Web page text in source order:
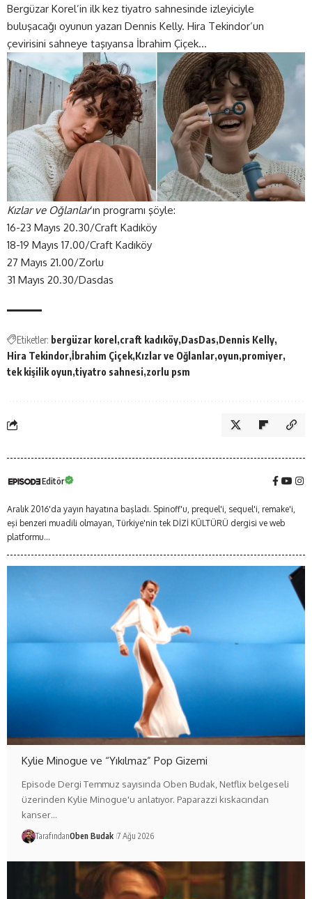
Bergüzar Korel’in ilk kez tiyatro sahnesinde izleyiciyle
buluşacağı oyunun yazarı Dennis Kelly. Hira Tekindor’un
çevirisini sahneye taşıyansa İbrahim Çiçek…
Kızlar ve Oğlanlar‘ın programı şöyle:
16-23 Mayıs 20.30/Craft Kadıköy
18-19 Mayıs 17.00/Craft Kadıköy
27 Mayıs 21.00/Zorlu
31 Mayıs 20.30/Dasdas
Etiketler: bergüzar korel craft kadıköy DasDas Dennis Kelly
Hira Tekindor İbrahim Çiçek Kızlar ve Oğlanlar oyun promiyer
tek kişilik oyun tiyatro sahnesi zorlu psm
Editör
Aralık 2016'da yayın hayatına başladı. Spinoff'u, prequel'i, sequel'i, remake'i,
eşi benzeri muadili olmayan, Türkiye'nin tek DİZİ KÜLTÜRÜ dergisi ve web
platformu...
Kylie Minogue ve “Yıkılmaz” Pop Gizemi
Episode Dergi Temmuz sayısında Oben Budak, Netflix belgeseli
üzerinden Kylie Minogue'u anlatıyor. Paparazzi kıskacından
kanser…
TarafındanOben Budak 7 Ağu 2026